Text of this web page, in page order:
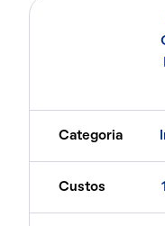
Categoria
Custos